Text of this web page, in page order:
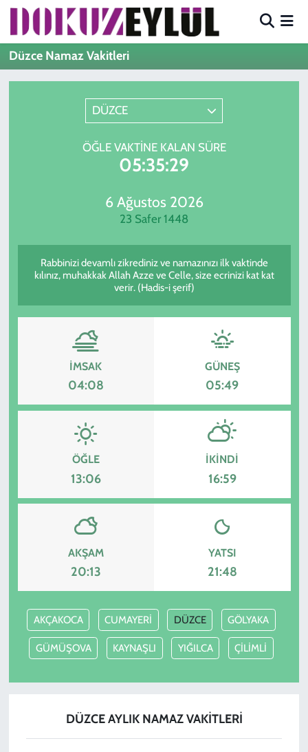
Düzce Namaz Vakitleri
DÜZCE
ÖĞLE VAKTINE KALAN SÜRE
05:35:29
6 Ağustos 2026
23 Safer 1448
Rabbinizi devamlı zikrediniz ve namazınızı ilk vaktinde
kılınız, muhakkak Allah Azze ve Celle, size ecrinizi kat kat
verir. (Hadis-i şerif)
İMSAK
04:08
GÜNEŞ
05:49
ÖĞLE
13:06
İKINDI
16:59
AKŞAM
20:13
YATSI
21:48
AKÇAKOCA CUMAYERİ DÜZCE GÖLYAKA
GÜMÜŞOVA KAYNAŞLI YIĞILCA ÇİLİMLİ
DÜZCE AYLIK NAMAZ VAKITLERI
Hava Durumu
Süper Lig Puan Durumu ve Fikstür